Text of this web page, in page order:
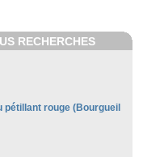
RECHERCHES
pétillant rouge (Bourgueil